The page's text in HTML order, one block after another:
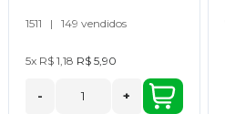
1511 | 149 vendidos
5x R$ 1,18 R$ 5,90
- +